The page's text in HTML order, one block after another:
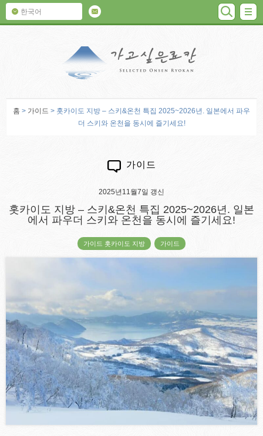
한국어 검색
홈 > 가이드 > 홋카이도 지방 – 스키&온천 특집 2025~2026년. 일본에서 파우
더 스키와 온천을 동시에 즐기세요!
가이드
2025년11월7일 갱신
홋카이도 지방 – 스키&온천 특집 2025~2026년. 일본
에서 파우더 스키와 온천을 동시에 즐기세요!
가이드 홋카이도 지방 가이드